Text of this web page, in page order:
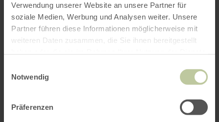
Verwendung unserer Website an unsere Partner für
soziale Medien, Werbung und Analysen weiter. Unsere
Partner führen diese Informationen möglicherweise mit
weiteren Daten zusammen, die Sie ihnen bereitgestellt
Notwendig
Präferenzen